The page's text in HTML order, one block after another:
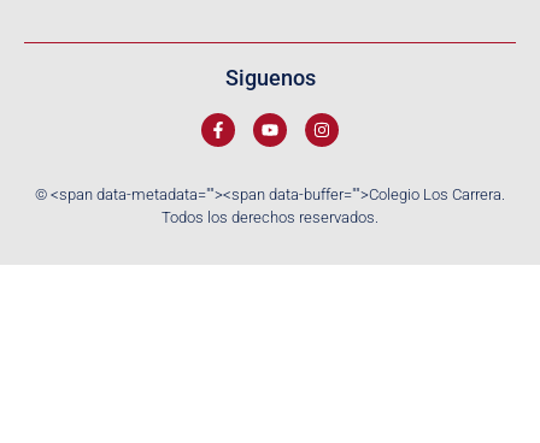
© <span data-metadata=""><span data-buffer="">Colegio Los Carrera.
Todos los derechos reservados.
Siguenos